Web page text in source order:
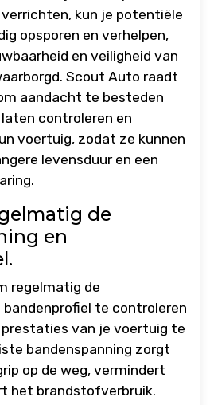
kun je potentiële
opsporen en verhelpen,
en veiligheid van
Scout Auto raadt
aandacht te besteden
controleren en
voertuig, zodat ze kunnen
levensduur en een
de
en
regelmatig de
bandenprofiel te controleren
prestaties van je voertuig te
bandenspanning zorgt
op de weg, vermindert
het brandstofverbruik.